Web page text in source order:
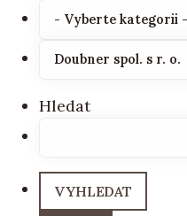
Hledat